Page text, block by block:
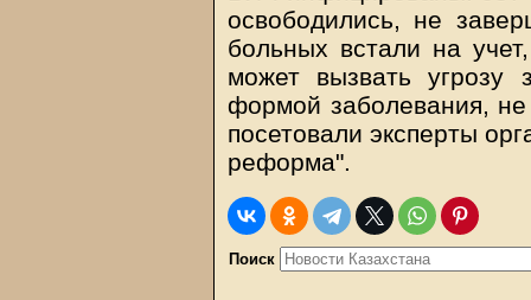
освободились, не
больных встали на
может вызвать угрозу
формой заболевания,
посетовали эксперты
реформа".
Поиск